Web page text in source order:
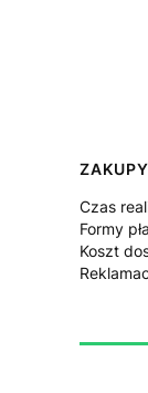
Linki
ZAKUPY
Czas
Formy
Koszt